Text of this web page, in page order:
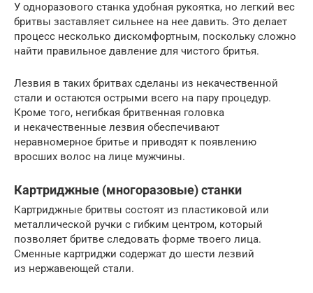
У одноразового станка удобная рукоятка, но легкий вес
бритвы заставляет сильнее на нее давить. Это делает
процесс несколько дискомфортным, поскольку сложно
найти правильное давление для чистого бритья.
Лезвия в таких бритвах сделаны из некачественной
стали и остаются острыми всего на пару процедур.
Кроме того, негибкая бритвенная головка
и некачественные лезвия обеспечивают
неравномерное бритье и приводят к появлению
вросших волос на лице мужчины.
Картриджные (многоразовые) станки
Картриджные бритвы состоят из пластиковой или
металлической ручки с гибким центром, который
позволяет бритве следовать форме твоего лица.
Сменные картриджи содержат до шести лезвий
из нержавеющей стали.